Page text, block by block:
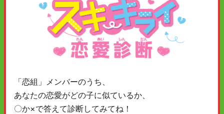
「恋組」メンバーのうち、
あなたの恋愛がどの子に似ているか、
〇か×で答えて診断してみてね！